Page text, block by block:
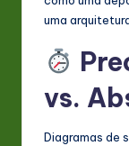
uma
vs.
Diagramas de